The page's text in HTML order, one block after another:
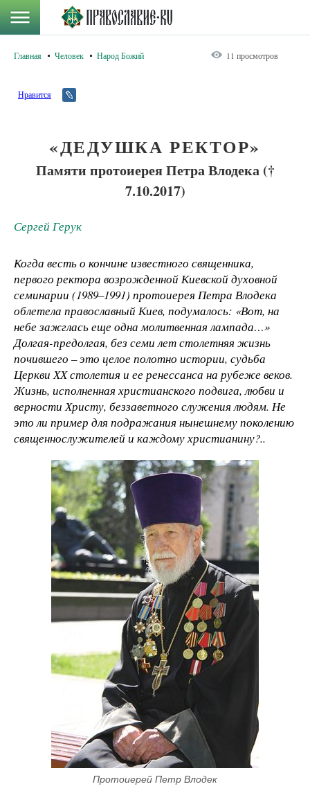
Главная Человек Народ Божий 11 просмотров
Нравится
«ДЕДУШКА РЕКТОР»
Памяти протоиерея Петра Влодека (†
7.10.2017)
Сергей Герук
Когда весть о кончине известного священника,
первого ректора возрожденной Киевской духовной
семинарии (1989–1991) протоиерея Петра Влодека
облетела православный Киев, подумалось: «Вот, на
небе зажглась еще одна молитвенная лампада…»
Долгая-предолгая, без семи лет столетняя жизнь
почившего – это целое полотно истории, судьба
Церкви ХХ столетия и ее ренессанса на рубеже веков.
Жизнь, исполненная христианского подвига, любви и
верности Христу, беззаветного служения людям. Не
это ли пример для подражания нынешнему поколению
священнослужителей и каждому христианину?..
Протоиерей Петр Влодек